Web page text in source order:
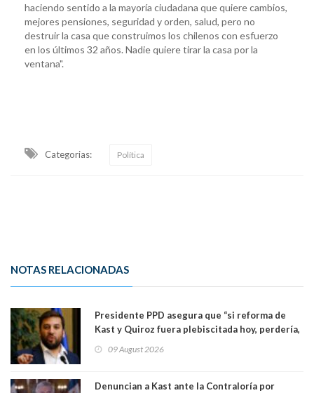
haciendo sentido a la mayoría ciudadana que quiere cambios,
mejores pensiones, seguridad y orden, salud, pero no
destruir la casa que construimos los chilenos con esfuerzo
en los últimos 32 años. Nadie quiere tirar la casa por la
ventana".
Categorias: Política
NOTAS RELACIONADAS
Presidente PPD asegura que “si reforma de
Kast y Quiroz fuera plebiscitada hoy, perdería,
a favor de la oposición, sería una victoria de la
09 August 2026
Denuncian a Kast ante la Contraloría por